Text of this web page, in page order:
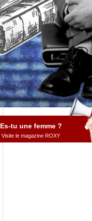
Es-tu une femme ?
Visite le magazine ROXY